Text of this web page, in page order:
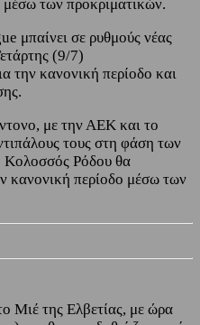
των προκριματικών.
μπαίνει σε ρυθμούς νέας
(9/7)
την κανονική περίοδο και
με την ΑΕΚ και το
τους στη φάση των
Κολοσσός Ρόδου θα
κανονική περίοδο μέσω των
Μιέ της Ελβετίας, με ώρα